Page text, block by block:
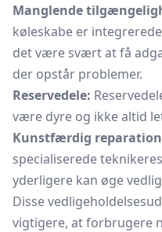
Manglende
køleskabe er
det være svært at få
der opstår problemer.
Reservedele:
være dyre og ikke altid
Kunstfærdig
specialiserede
yderligere kan øge
Disse
vigtigere, at forbrugere